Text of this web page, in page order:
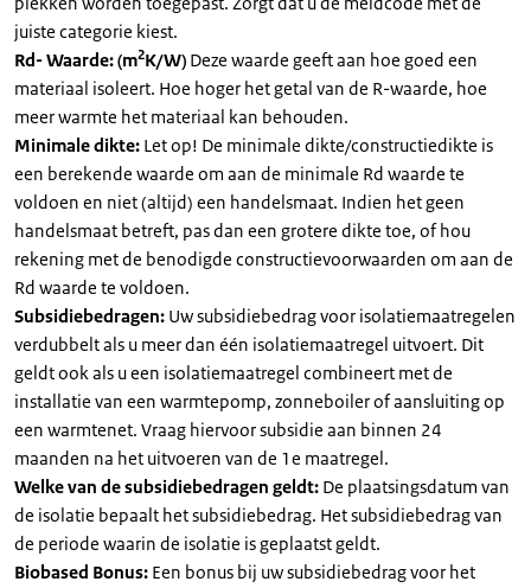
juiste categorie kiest.
Rd- Waarde: (m2K/W) Deze waarde geeft aan hoe goed een
materiaal isoleert. Hoe hoger het getal van de R-waarde, hoe
meer warmte het materiaal kan behouden.
Minimale dikte: Let op! De minimale dikte/constructiedikte is
een berekende waarde om aan de minimale Rd waarde te
voldoen en niet (altijd) een handelsmaat. Indien het geen
handelsmaat betreft, pas dan een grotere dikte toe, of hou
rekening met de benodigde constructievoorwaarden om aan de
Rd waarde te voldoen.
Subsidiebedragen: Uw subsidiebedrag voor isolatiemaatregelen
verdubbelt als u meer dan één isolatiemaatregel uitvoert. Dit
geldt ook als u een isolatiemaatregel combineert met de
installatie van een warmtepomp, zonneboiler of aansluiting op
een warmtenet. Vraag hiervoor subsidie aan binnen 24
maanden na het uitvoeren van de 1e maatregel.
Welke van de subsidiebedragen geldt: De plaatsingsdatum van
de isolatie bepaalt het subsidiebedrag. Het subsidiebedrag van
de periode waarin de isolatie is geplaatst geldt.
Biobased Bonus: Een bonus bij uw subsidiebedrag voor het